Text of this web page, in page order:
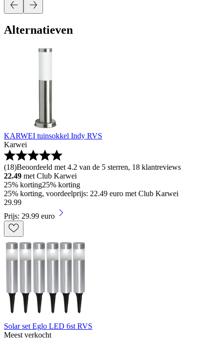
Alternatieven
KARWEI tuinsokkel Indy RVS
Karwei
(18)Beoordeeld met 4.2 van de 5 sterren, 18 klantreviews
22.49 met Club Karwei
25% korting25% korting
25% korting, voordeelprijs: 22.49 euro met Club Karwei
29.99
Prijs: 29.99 euro
Solar set Eglo LED 6st RVS
Meest verkocht